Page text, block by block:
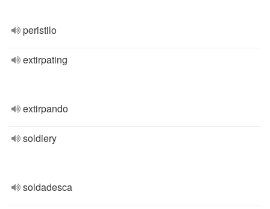
peristilo
extirpating
extirpando
soldiery
soldadesca